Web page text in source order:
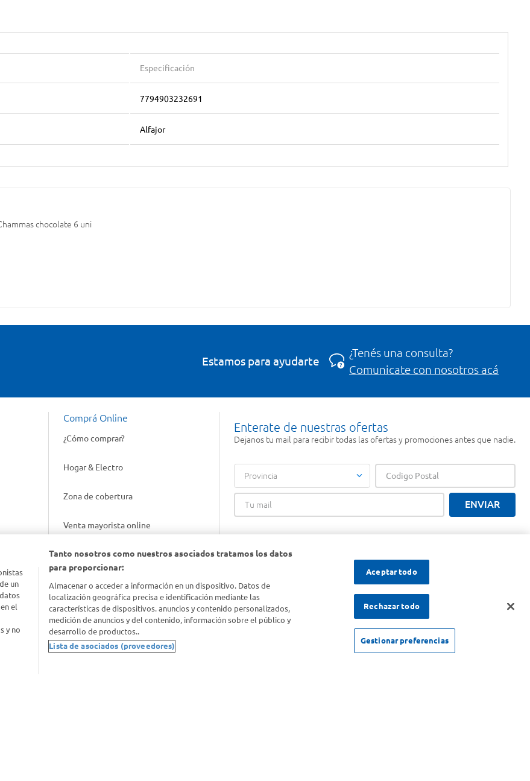
Especificación
7794903232691
Alfajor
chocolate 6 uni
Estamos para ayudarte
¿Tenés una consulta?
Comunicate con nosotros acá
Comprá Online
¿Cómo comprar?
Hogar & Electro
Zona de cobertura
Venta mayorista online
Gift cards empresariales
Enterate de nuestras ofertas
Dejanos tu mail para recibir todas las ofertas y promociones antes que nadie.
Provincia
ENVIAR
un
el
y no
Tanto nosotros como nuestros asociados tratamos los datos
para proporcionar:
Almacenar o acceder a información en un dispositivo. Datos de
localización geográfica precisa e identificación mediante las
características de dispositivos. anuncios y contenido personalizados,
medición de anuncios y del contenido, información sobre el público y
desarrollo de productos..
Lista de asociados (proveedores)
Aceptar todo
Rechazar todo
Gestionar preferencias